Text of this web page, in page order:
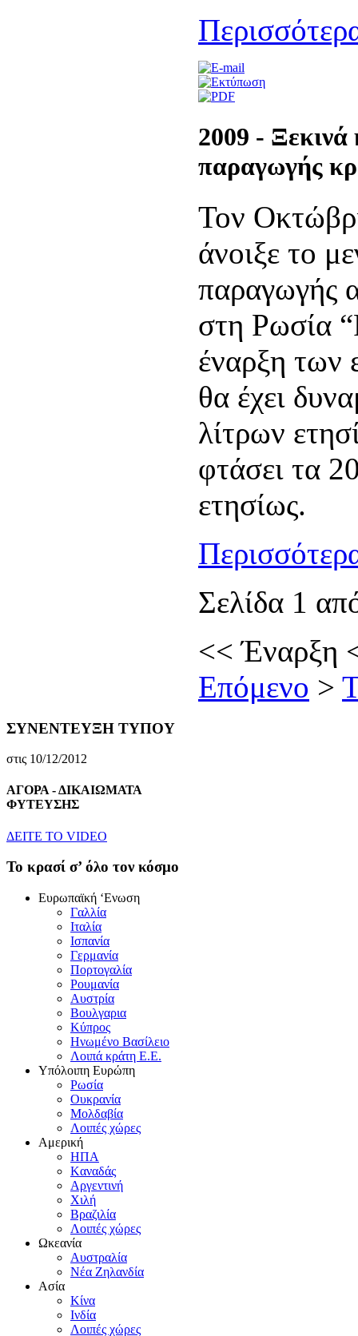
2009 - Ξεκινά
παραγωγής
Τον
άνοιξε το
παραγωγής
στη Ρωσία
έναρξη των
θα έχει
λίτρων
φτάσει τα
ετησίως.
Σελίδα 1
<<Έναρξη
Επόμενο >
ΣΥΝΕΝΤΕΥΞΗ ΤΥΠΟΥ
στις 10/12/2012
ΑΓΟΡΑ - ΔΙΚΑΙΩΜΑΤΑ
ΦΥΤΕΥΣΗΣ
ΔEITE TO VIDEO
To κρασί σ’ όλο τον κόσμο
Eυρωπαϊκή ‘Eνωση
Γαλλία
Iταλία
Iσπανία
Γερμανία
Πορτογαλία
Pουμανία
Aυστρία
Bουλγαρια
Kύπρος
Hνωμένο Bασίλειο
Λοιπά κράτη E.E.
Yπόλοιπη Eυρώπη
Pωσία
Oυκρανία
Mολδαβία
Λοιπές χώρες
Αμερική
HΠA
Kαναδάς
Aργεντινή
Xιλή
Bραζιλία
Λοιπές χώρες
Ωκεανία
Aυστραλία
Nέα Zηλανδία
Aσία
Kίνα
Iνδία
Λοιπές χώρες